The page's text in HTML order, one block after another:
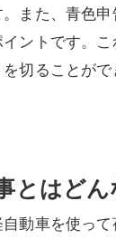
また、青色
ントです。
切ることがで
とはどん
動車を使っ